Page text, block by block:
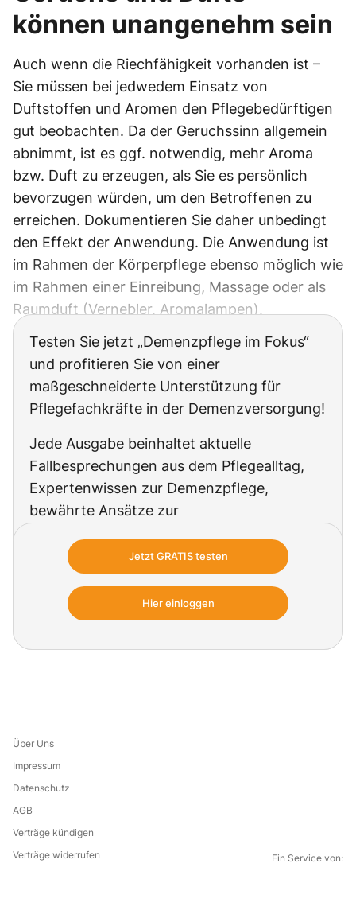
können unangenehm sein
Auch wenn die Riechfähigkeit vorhanden ist –
Sie müssen bei jedwedem Einsatz von
Duftstoffen und Aromen den Pflegebedürftigen
gut beobachten. Da der Geruchssinn allgemein
abnimmt, ist es ggf. notwendig, mehr Aroma
bzw. Duft zu erzeugen, als Sie es persönlich
bevorzugen würden, um den Betroffenen zu
erreichen. Dokumentieren Sie daher unbedingt
den Effekt der Anwendung. Die Anwendung ist
im Rahmen der Körperpflege ebenso möglich wie
im Rahmen einer Einreibung, Massage oder als
Raumduft (Vernebler, Aromalampen).
Testen Sie jetzt „Demenzpflege im Fokus“
und profitieren Sie von einer
maßgeschneiderte Unterstützung für
Pflegefachkräfte in der Demenzversorgung!
Jede Ausgabe beinhaltet aktuelle
Fallbesprechungen aus dem Pflegealltag,
Expertenwissen zur Demenzpflege,
bewährte Ansätze zur
Know-how zur Versorgung im Spätstadium
sowie praxisorientierte Tipps für eine
effektive Kommunikation und
Pflegeplanung.
Jetzt GRATIS testen
Hier einloggen
Über Uns
Impressum
Datenschutz
AGB
Verträge kündigen
Verträge widerrufen
Ein Service von: